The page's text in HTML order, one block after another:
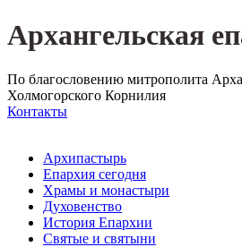
Архангельская
По благословению митрополита
Холмогорского Корнилия
Контакты
Архипастырь
Епархия сегодня
Храмы и монастыри
Духовенство
История Епархии
Святые и святыни